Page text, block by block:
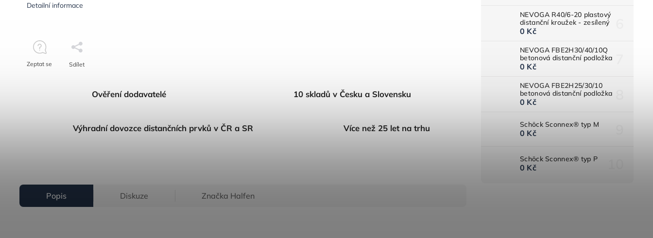
NEVOGA R40/6-20 plastový
distanční kroužek - zesílený
0 Kč
NEVOGA FBE2H30/40/10Q
betonová distanční podložka
0 Kč
NEVOGA FBE2H25/30/10
betonová distanční podložka
0 Kč
Schöck Sconnex® typ M
0 Kč
Schöck Sconnex® typ P
0 Kč
Detailní informace
Zeptat se Sdílet
Ověření dodavatelé 10 skladů v Česku a Slovensku
Výhradní dovozce distančních prvků v ČR a SR Více než 25 let na trhu
Popis Diskuze Značka Halfen